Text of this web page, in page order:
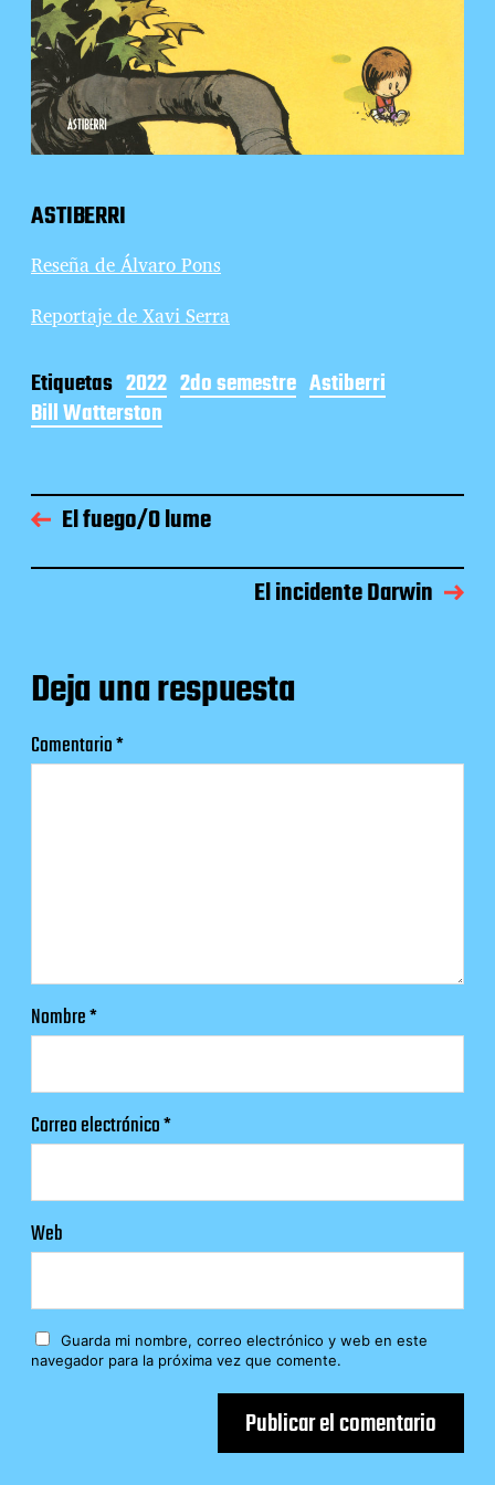
ASTIBERRI
Reseña de Álvaro Pons
Reportaje de Xavi Serra
Etiquetas 2022 2do semestre Astiberri
Bill Watterston
El fuego/O lume
El incidente Darwin
Deja una respuesta
Comentario*
Nombre*
Correo electrónico*
Web
Guarda mi nombre, correo electrónico y web en este
navegador para la próxima vez que comente.